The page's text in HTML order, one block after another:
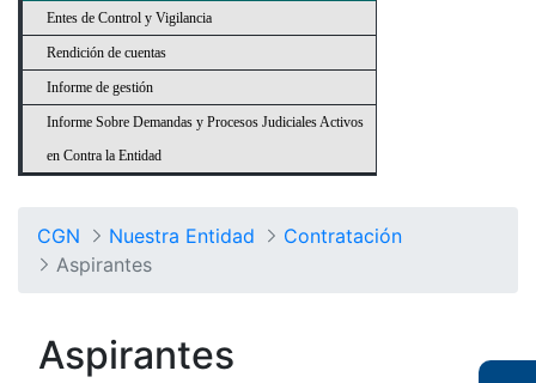
Entes de Control y Vigilancia
Rendición de cuentas
Informe de gestión
Informe Sobre Demandas y Procesos Judiciales Activos
en Contra la Entidad
CGN Nuestra Entidad
Contratación
Aspirantes
Aspirantes